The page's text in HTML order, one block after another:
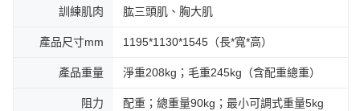
訓練肌肉 肱三頭肌、胸大肌
產品尺寸mm 1195*1130*1545（長*寬*高）
產品重量 淨重208kg；毛重245kg（含配重總重）
阻力 配重；總重量90kg；最小可調式重量5kg